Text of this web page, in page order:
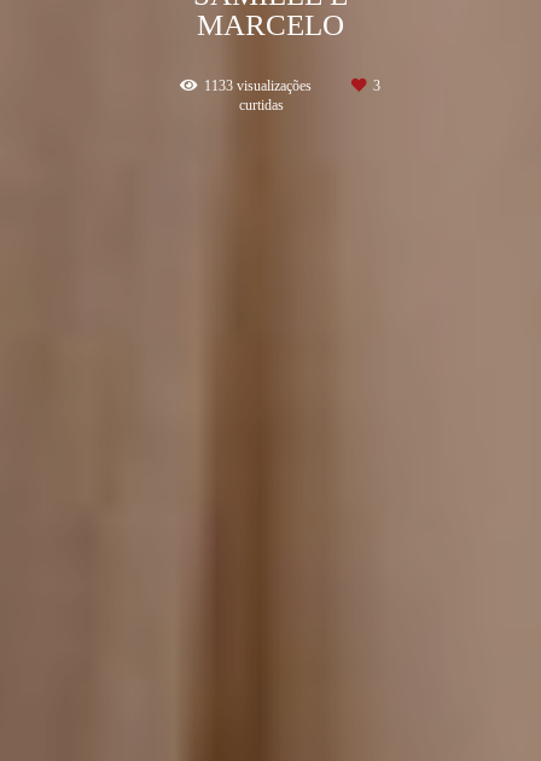
MARCELO
1133visualizações
3
curtidas